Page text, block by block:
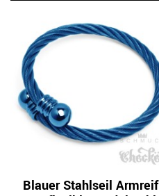
Blauer Stahlseil Armreif